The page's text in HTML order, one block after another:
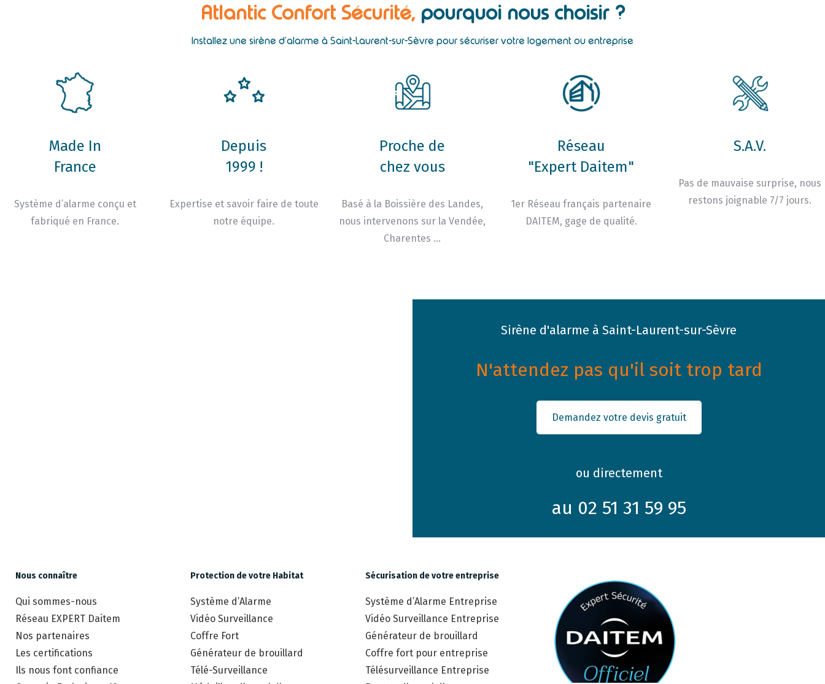
Atlantic Confort Sécurité, pourquoi nous choisir ?
Installez une sirène d’alarme à Saint-Laurent-sur-Sèvre pour sécuriser votre logement ou entreprise
Made In
France
Système d’alarme conçu et
fabriqué en France.
Depuis
1999 !
Expertise et savoir faire de toute
notre équipe.
Proche de
chez vous
Basé à la Boissière des Landes,
nous intervenons sur la Vendée,
Charentes …
Réseau
"Expert Daitem"
1er Réseau français partenaire
DAITEM, gage de qualité.
S.A.V.
Pas de mauvaise surprise, nous
restons joignable 7/7 jours.
Sirène d'alarme à Saint-Laurent-sur-Sèvre
N'attendez pas qu'il soit trop tard
Demandez votre devis gratuit
ou directement
au 02 51 31 59 95
Nous connaître
Qui sommes-nous
Réseau EXPERT Daitem
Nos partenaires
Les certifications
Ils nous font confiance
Protection de votre Habitat
Système d’Alarme
Vidéo Surveillance
Coffre Fort
Générateur de brouillard
Télé-Surveillance
Sécurisation de votre entreprise
Système d’Alarme Entreprise
Vidéo Surveillance Entreprise
Générateur de brouillard
Coffre fort pour entreprise
Télésurveillance Entreprise